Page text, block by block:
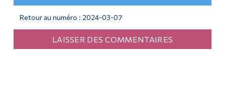
Retour au numéro : 2024-03-07
LAISSER DES COMMENTAIRES
Admissions
Qui vous êtes